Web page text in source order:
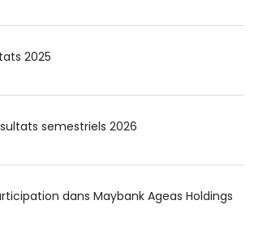
2025
semestriels 2026
dans Maybank Ageas Holdings